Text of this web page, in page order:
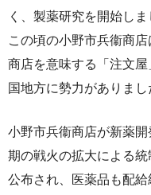
く、製薬研究を開始しま
この頃の小野市兵衞商
商店を意味する「注文
国地方に勢力がありまし
小野市兵衞商店が新薬
期の戦火の拡大による
公布され、医薬品も配給